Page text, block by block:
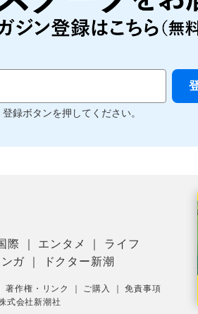
録ボタンを押してください。
際 エンタメ
ライフ
ガ ドクター新潮
著作権・リンク ご購入 ｜免責事項
式会社新潮社